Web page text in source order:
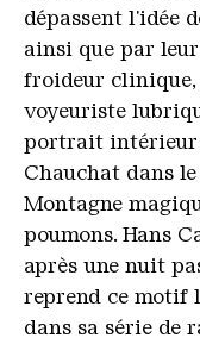
dépassent l'idée
ainsi que par
froideur clinique,
voyeuriste
portrait intérieur
Chauchat dans
Montagne
poumons. Hans
après une nuit
reprend ce motif
dans sa série de